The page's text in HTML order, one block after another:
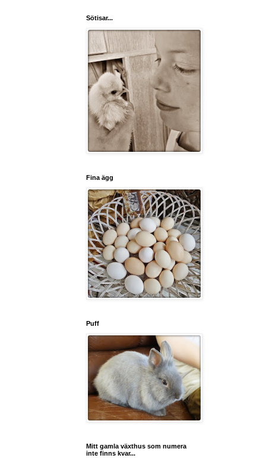
Sötisar...
Fina ägg
Puff
Mitt gamla växthus som numera
inte finns kvar...